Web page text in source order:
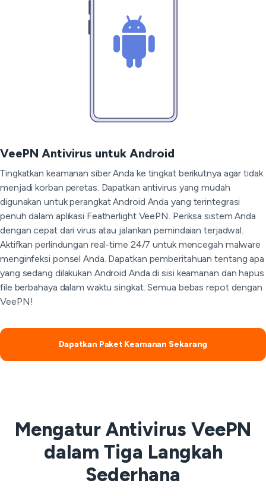
VeePN Antivirus untuk Android
Tingkatkan keamanan siber Anda ke tingkat berikutnya agar tidak
menjadi korban peretas. Dapatkan antivirus yang mudah
digunakan untuk perangkat Android Anda yang terintegrasi
penuh dalam aplikasi Featherlight VeePN. Periksa sistem Anda
dengan cepat dari virus atau jalankan pemindaian terjadwal.
Aktifkan perlindungan real-time 24/7 untuk mencegah malware
menginfeksi ponsel Anda. Dapatkan pemberitahuan tentang apa
yang sedang dilakukan Android Anda di sisi keamanan dan hapus
file berbahaya dalam waktu singkat. Semua bebas repot dengan
VeePN!
Dapatkan Paket Keamanan Sekarang
Mengatur Antivirus VeePN
dalam Tiga Langkah
Sederhana